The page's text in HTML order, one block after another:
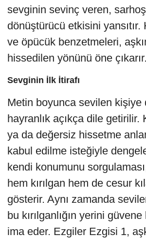
sevginin sevinç veren,
dönüştürücü etkisini
ve öpücük benzetmeleri,
hissedilen yönünü öne çıkarır.
Sevginin İlk İtirafı
Metin boyunca sevilen kişiye
hayranlık açıkça dile getirilir.
ya da değersiz hissetme
kabul edilme isteğiyle
kendi konumunu
hem kırılgan hem de cesur
gösterir. Aynı zamanda
bu kırılganlığın yerini güvene
ima eder. Ezgiler Ezgisi 1,